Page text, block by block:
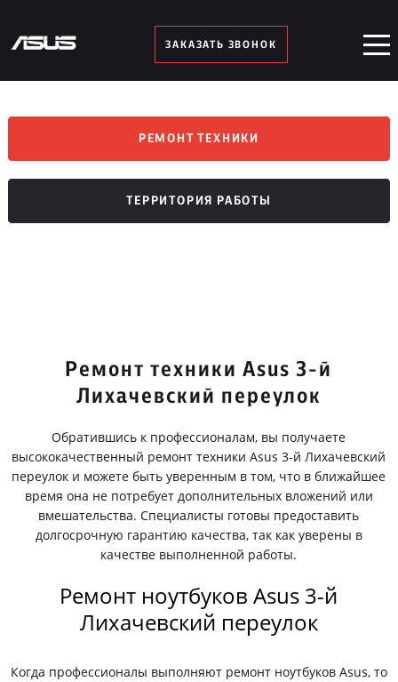
ЗАКАЗАТЬ ЗВОНОК
РЕМОНТ ТЕХНИКИ
ТЕРРИТОРИЯ РАБОТЫ
Ремонт техники Asus 3-й
Лихачевский переулок
Обратившись к профессионалам, вы получаете
высококачественный ремонт техники Asus 3-й Лихачевский
переулок и можете быть уверенным в том, что в ближайшее
время она не потребует дополнительных вложений или
вмешательства. Специалисты готовы предоставить
долгосрочную гарантию качества, так как уверены в
качестве выполненной работы.
Ремонт ноутбуков Asus 3-й
Лихачевский переулок
Когда профессионалы выполняют ремонт ноутбуков Asus, то